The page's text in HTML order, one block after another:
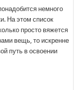
немного
На этом список
просто вяжется
вещь, то искренне
путь в освоении